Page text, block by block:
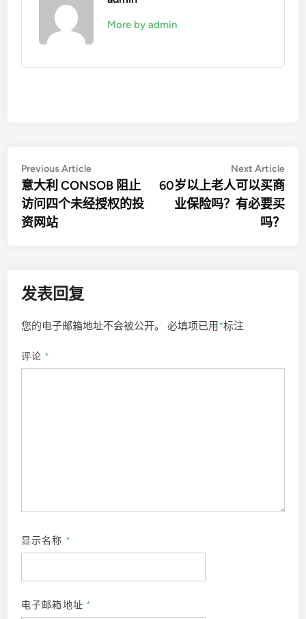
More by admin
文
章
导
航
Previous ArticlePrevious
article:
意大利 CONSOB 阻止
访问四个未经授权的投
资网站
Next Article
60岁以上老人可以买商
业保险吗？有必要买
吗？
发表回复
您的电子邮箱地址不会被公开。 必填项已用*标注
评论 *
显示名称 *
电子邮箱地址 *